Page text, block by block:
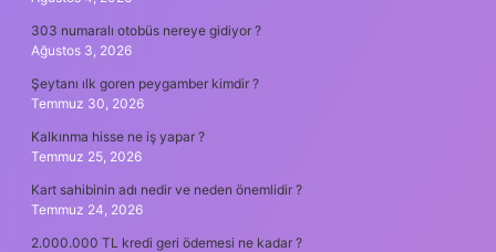
303 numaralı otobüs nereye gidiyor ?
Ağustos 3, 2026
Şeytanı ılk goren peygamber kimdir ?
Temmuz 30, 2026
Kalkınma hisse ne iş yapar ?
Temmuz 25, 2026
Kart sahibinin adı nedir ve neden önemlidir ?
Temmuz 24, 2026
2.000.000 TL kredi geri ödemesi ne kadar ?